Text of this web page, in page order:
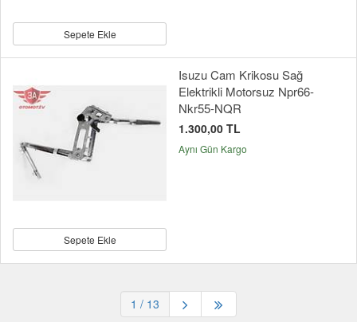
Sepete Ekle
Sepete Ekle
Isuzu Cam Krikosu Sağ
Elektrikli Motorsuz Npr66-
Nkr55-NQR
1.300,00 TL
Aynı Gün Kargo
1 / 13